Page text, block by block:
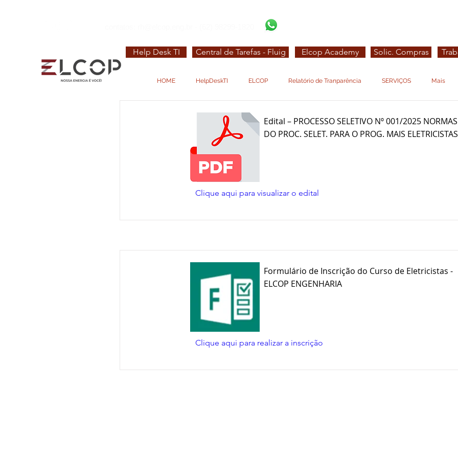
Help Desk TI Central de Tarefas - Fluig Elcop Academy Solic. Compras
HOME HelpDeskTI ELCOP Relatório de Tranparência SERVIÇOS Mais
Item List
Edital – PROCESSO SELETIVO Nº 001/2025 NORMAS
DO PROC. SELET. PARA O PROG. MAIS ELETRICISTAS
Clique aqui para visualizar o edital
Formulário de Inscrição do Curso de Eletricistas -
ELCOP ENGENHARIA
Clique aqui para realizar a inscrição